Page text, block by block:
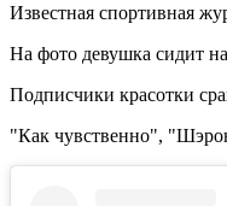
Известная спортивная
На фото девушка сидит
Подписчики красотки
"Как чувственно",